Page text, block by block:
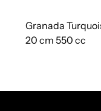
Granada
20 cm 550 cc